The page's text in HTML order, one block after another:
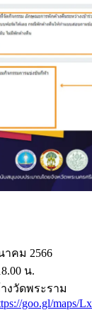
าคม 2566
น.
งวัดพระราม
goo.gl/maps/